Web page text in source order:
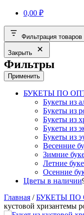
0,00 ₽
Фильтрация товаров
Закрыть
Фильтры
Применить
БУКЕТЫ ПО
Букеты из
Букеты из
Букеты из
Букеты из
Букеты из
Весенние
Зимние
Летние
Осенние
Цветы в наличии
Главная /БУКЕТЫ
кустовой хризантемы